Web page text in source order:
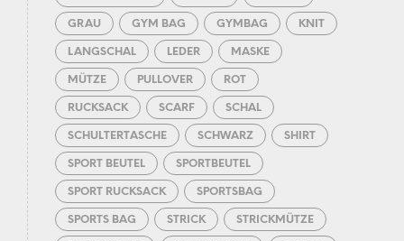
GRAU GYM BAG GYMBAG KNIT
LANGSCHAL LEDER MASKE
MÜTZE PULLOVER ROT
RUCKSACK SCARF SCHAL
SCHULTERTASCHE SCHWARZ SHIRT
SPORT BEUTEL SPORTBEUTEL
SPORT RUCKSACK SPORTSBAG
SPORTS BAG STRICK STRICKMÜTZE